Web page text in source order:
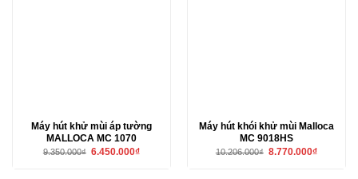
Máy hút khử mùi áp tường
MALLOCA MC 1070
9.350.000₫ Giá
6.450.000₫Giá
Máy hút khói khử mùi Malloca
MC 9018HS
10.206.000₫ Giá
8.770.000₫Giá